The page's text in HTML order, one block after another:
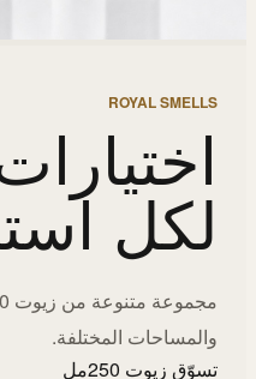
ROYAL SMELLS
لكل
والمساحات المختلفة.
تسوّق زيوت 250مل